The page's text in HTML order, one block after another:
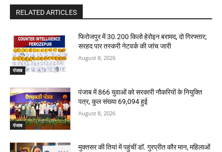
RELATED ARTICLES
पंजाब
फिरोजपुर में 30.200 किलो हेरोइन बरामद, दो गिरफ्तार;
सरहद पार तस्करी नेटवर्क की जांच जारी
August 8, 2026
पंजाब
पंजाब में 866 युवाओं को सरकारी नौकरियों के नियुक्ति
पत्र, कुल संख्या 69,094 हुई
August 8, 2026
मुक्तसर की तियां में पहुंचीं डॉ. गुरप्रीत कौर मान, महिलाओं